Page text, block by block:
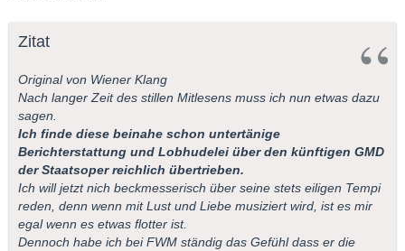
Zitat
Original von Wiener Klang
Nach langer Zeit des stillen Mitlesens muss ich nun etwas dazu
sagen.
Ich finde diese beinahe schon untertänige
Berichterstattung und Lobhudelei über den künftigen GMD
der Staatsoper reichlich übertrieben.
Ich will jetzt nich beckmesserisch über seine stets eiligen Tempi
reden, denn wenn mit Lust und Liebe musiziert wird, ist es mir
egal wenn es etwas flotter ist.
Dennoch habe ich bei FWM ständig das Gefühl dass er die